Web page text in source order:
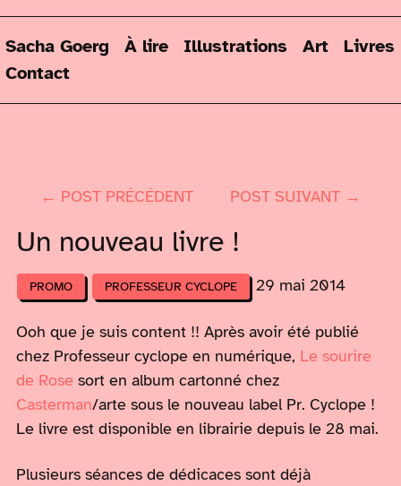
Sacha Goerg À lire Illustrations Art
Livres
Contact
← POST PRÉCÉDENT POST SUIVANT →
Un nouveau livre !
PROMO PROFESSEUR CYCLOPE 29 mai 2014
Ooh que je suis content !! Après avoir été publié
chez Professeur cyclope en numérique, Le sourire
de Rose sort en album cartonné chez
Casterman/arte sous le nouveau label Pr. Cyclope !
Le livre est disponible en librairie depuis le 28 mai.
Plusieurs séances de dédicaces sont déjà